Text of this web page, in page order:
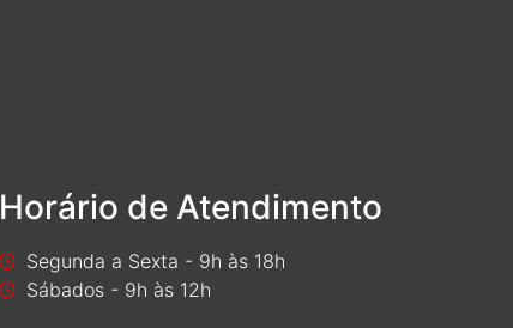
Horário de Atendimento
Segunda a Sexta - 9h às 18h
Sábados - 9h às 12h